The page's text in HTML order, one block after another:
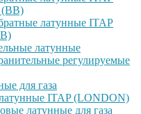
(ВВ)
латунные ITAP
латунные
регулируемые
для газа
ITAP (LONDON)
латунные для газа